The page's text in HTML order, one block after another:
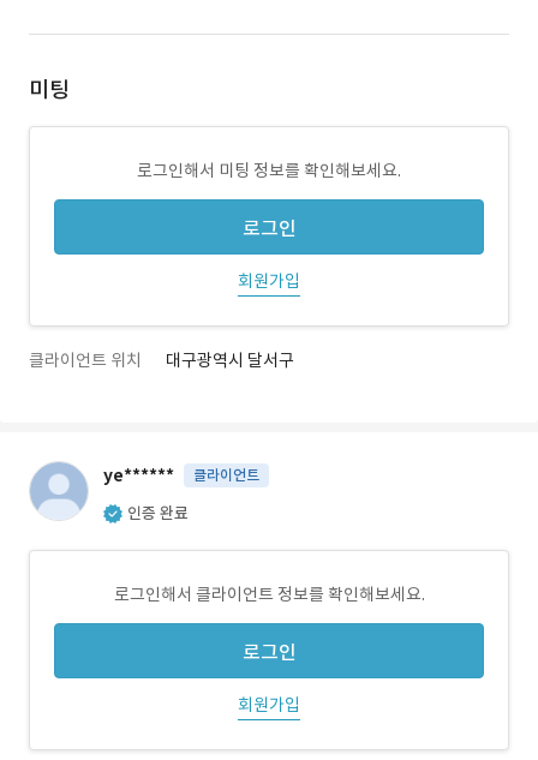
미팅
로그인해서 미팅 정보를 확인해보세요.
로그인
회원가입
클라이언트 위치 대구광역시 달서구
ye****** 클라이언트
인증 완료
로그인해서 클라이언트 정보를 확인해보세요.
로그인
회원가입